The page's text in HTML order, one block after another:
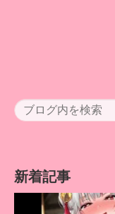
新着記事